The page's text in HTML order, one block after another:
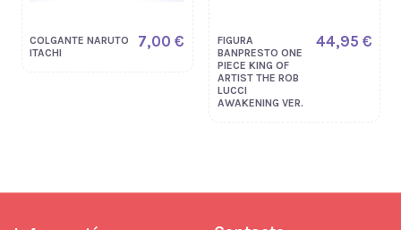
COLGANTE NARUTO
ITACHI
7,00 €
FIGURA
BANPRESTO ONE
PIECE KING OF
ARTIST THE ROB
LUCCI
AWAKENING VER.
44,95 €